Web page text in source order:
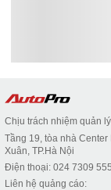
Chịu trách nhiệm quản
Tầng 19, tòa nhà
Xuân, TP.Hà Nội
Điện thoại: 024 7309
Liên hệ quảng cáo: